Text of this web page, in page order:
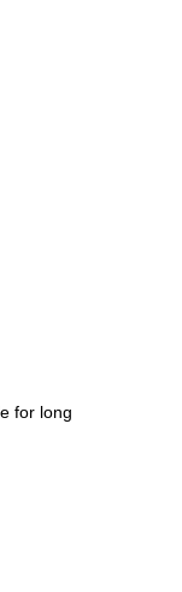
for long